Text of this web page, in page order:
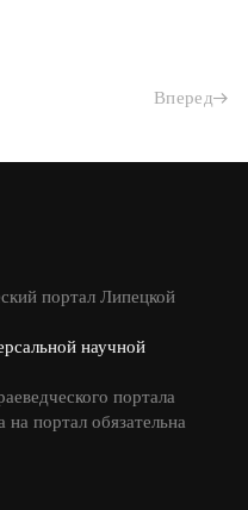
Вперед
портал Липецкой
научной
портала
на портал обязательна